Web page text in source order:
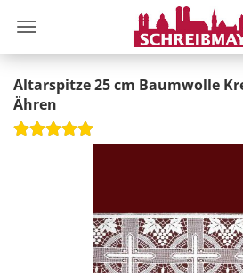
Altarspitze 25 cm Baumwolle
Ähren